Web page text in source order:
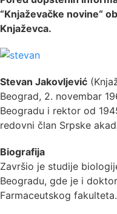
“Knjaževačke novine“
Knjaževca.
Stevan Jakovljević
Beograd, 2. novembar
Beogradu i rektor od
redovni član Srpske
Biografija
Završio je studije
Beogradu, gde je i
Farmaceutskog fakulteta.